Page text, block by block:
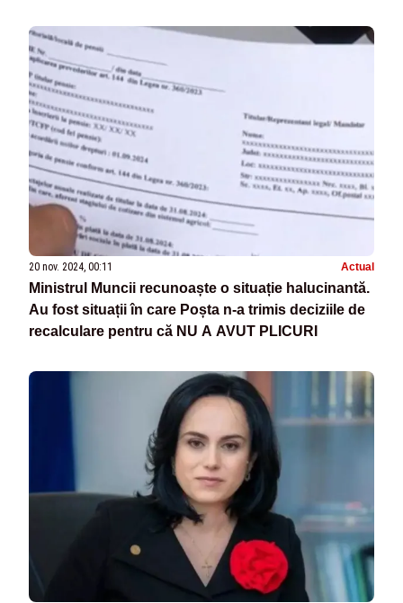
20 nov. 2024, 00:11 Actual
Ministrul Muncii recunoaște o situație halucinantă.
Au fost situații în care Poșta n-a trimis deciziile de
recalculare pentru că NU A AVUT PLICURI